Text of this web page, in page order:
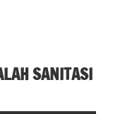
SANITASI